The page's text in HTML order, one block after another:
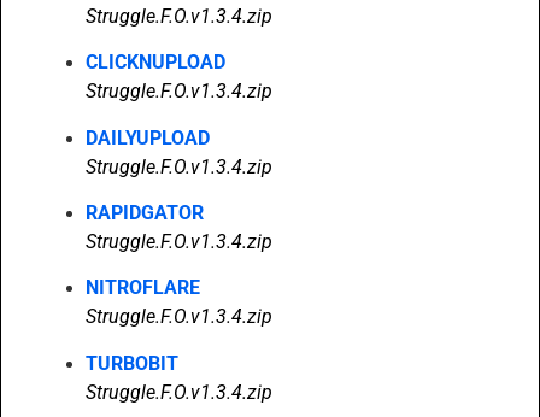
Struggle.F.O.v1.3.4.zip
CLICKNUPLOAD
Struggle.F.O.v1.3.4.zip
DAILYUPLOAD
Struggle.F.O.v1.3.4.zip
RAPIDGATOR
Struggle.F.O.v1.3.4.zip
NITROFLARE
Struggle.F.O.v1.3.4.zip
TURBOBIT
Struggle.F.O.v1.3.4.zip